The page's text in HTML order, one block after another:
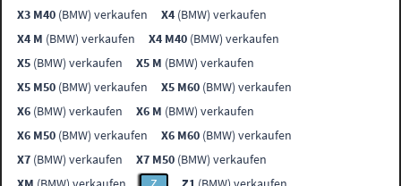
X3 M40 (BMW) verkaufen X4 (BMW) verkaufen
X4 M (BMW) verkaufen X4 M40 (BMW) verkaufen
X5 (BMW) verkaufen X5 M (BMW) verkaufen
X5 M50 (BMW) verkaufen X5 M60 (BMW) verkaufen
X6 (BMW) verkaufen X6 M (BMW) verkaufen
X6 M50 (BMW) verkaufen X6 M60 (BMW) verkaufen
X7 (BMW) verkaufen X7 M50 (BMW) verkaufen